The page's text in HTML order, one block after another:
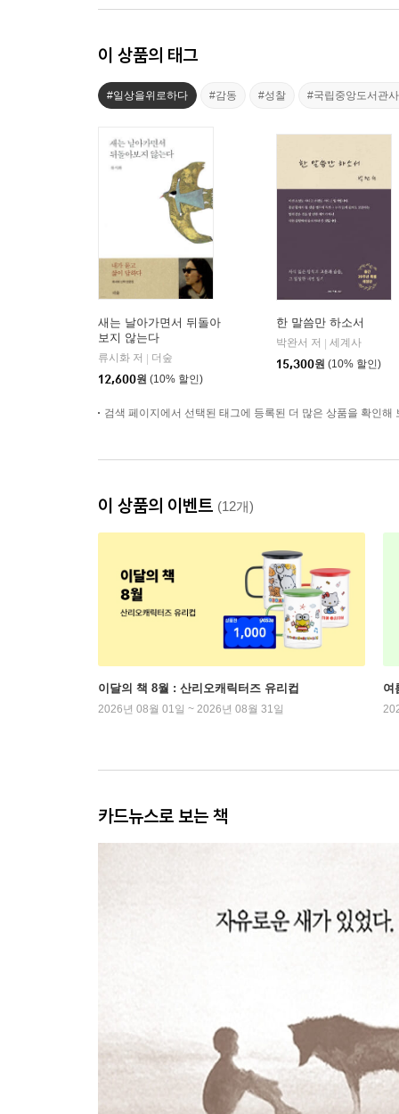
이 상품의 태그
#일상을위로하다 #감동 #성찰 #국립중앙도서관
새는 날아가면서 뒤돌아
보지 않는다
류시화 저
더숲
12,600원 (10% 할인)
한 말씀만 하소서
박완서 저
세계사
15,300원 (10% 할인)
검색 페이지에서 선택된 태그에 등록된 더 많은 상품을 확인해
이 상품의 이벤트 (12개)
이달의 책 8월 : 산리오캐릭터즈 유리컵
2026년 08월 01일 ~ 2026년 08월 31일
여
카드뉴스로 보는 책